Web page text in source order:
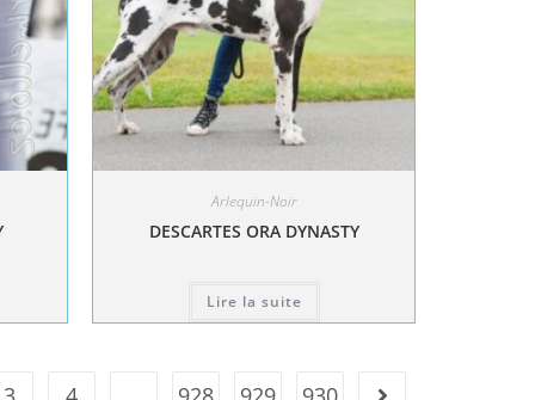
Arlequin-Noir
DESCARTES ORA DYNASTY
Lire la suite